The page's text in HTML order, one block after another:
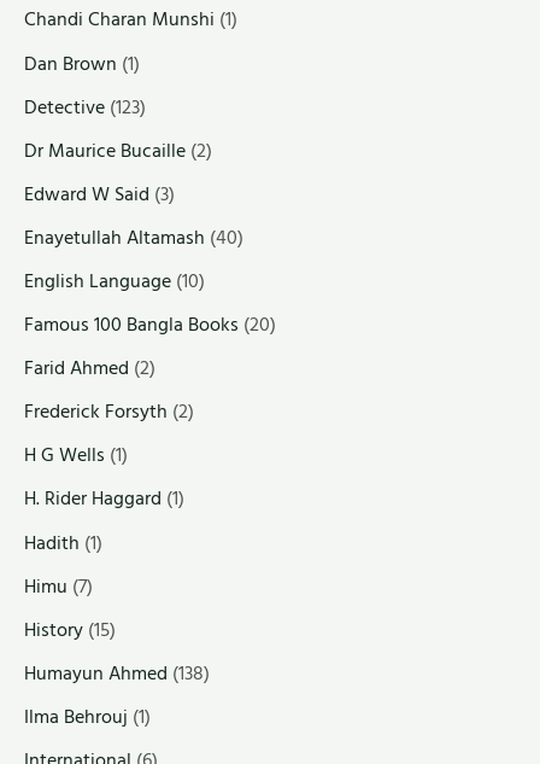
Chandi Charan Munshi (1)
Dan Brown (1)
Detective(123)
Dr Maurice Bucaille(2)
Edward W Said (3)
Enayetullah Altamash (40)
English Language(10)
Famous 100 Bangla Books (20)
Farid Ahmed (2)
Frederick Forsyth (2)
H G Wells (1)
H. Rider Haggard (1)
Hadith (1)
Himu (7)
History(15)
Humayun Ahmed (138)
Ilma Behrouj (1)